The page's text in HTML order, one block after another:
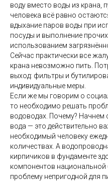
воду вместо воды из крана,
человека всё равно
вдыхание паров воды при
посуды и выполнение
использованием
Сейчас практически все
крана невозможно пить.
выход: фильтры и
индивидуальные меры.
Если же мы говорим о
то необходимо решать
водоводах. Почему?
вода — это действительно
необходимый человеку
количествах. А
кирпичиков в фундаменте
компонентов национальной
проблему непригодной для